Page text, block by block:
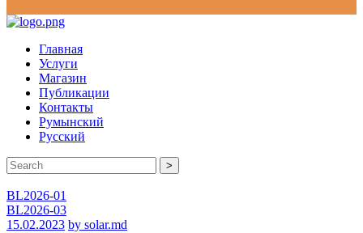
Главная
Услуги
Магазин
Публикации
Контакты
Румынский
Русский
>
BL2026-01
BL2026-03
15.02.2023 by solar.md